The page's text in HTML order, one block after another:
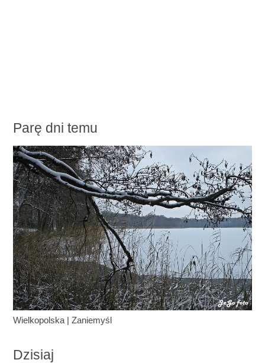
Parę dni temu
Wielkopolska |Zaniemyśl
Dzisiaj